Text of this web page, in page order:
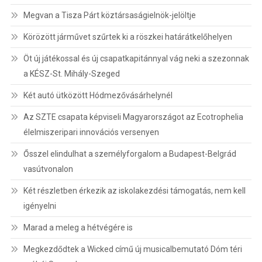
Megvan a Tisza Párt köztársaságielnök-jelöltje
Körözött járművet szűrtek ki a röszkei határátkelőhelyen
Öt új játékossal és új csapatkapitánnyal vág neki a szezonnak
a KÉSZ-St. Mihály-Szeged
Két autó ütközött Hódmezővásárhelynél
Az SZTE csapata képviseli Magyarországot az Ecotrophelia
élelmiszeripari innovációs versenyen
Ősszel elindulhat a személyforgalom a Budapest-Belgrád
vasútvonalon
Két részletben érkezik az iskolakezdési támogatás, nem kell
igényelni
Marad a meleg a hétvégére is
Megkezdődtek a Wicked című új musicalbemutató Dóm téri